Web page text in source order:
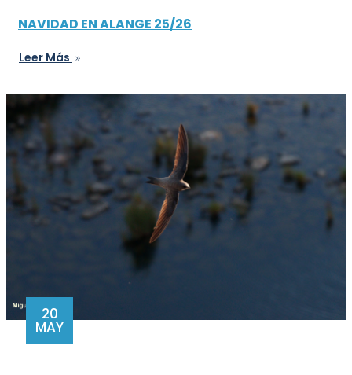
NAVIDAD EN ALANGE 25/26
Leer Más
20
MAY